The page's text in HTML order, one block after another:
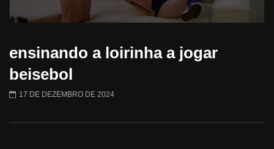
ensinando a loirinha a jogar
beisebol
17 DE DEZEMBRO DE 2024